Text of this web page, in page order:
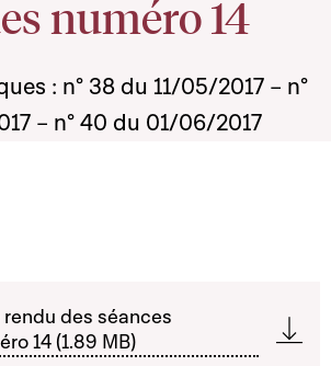
numéro 14
: n° 38 du 11/05/2017 – n°
– n° 40 du 01/06/2017
des séances
14 (1.89 MB)